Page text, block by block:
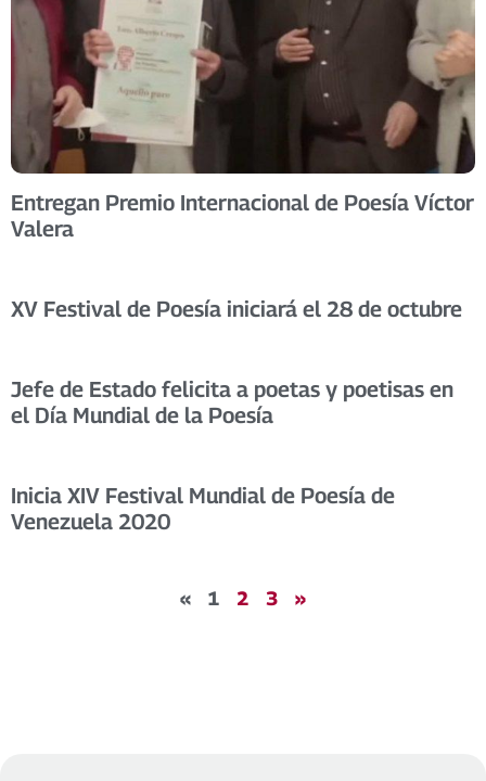
Entregan Premio Internacional de Poesía Víctor
Valera
XV Festival de Poesía iniciará el 28 de octubre
Jefe de Estado felicita a poetas y poetisas en
el Día Mundial de la Poesía
Inicia XIV Festival Mundial de Poesía de
Venezuela 2020
« 1 2 3 »